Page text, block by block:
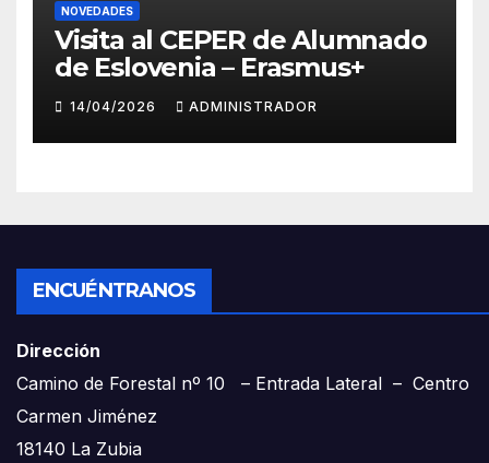
NOVEDADES
Visita al CEPER de Alumnado
de Eslovenia – Erasmus+
14/04/2026 ADMINISTRADOR
ENCUÉNTRANOS
Dirección
Camino de Forestal nº 10 – Entrada Lateral – Centro
Carmen Jiménez
18140 La Zubia